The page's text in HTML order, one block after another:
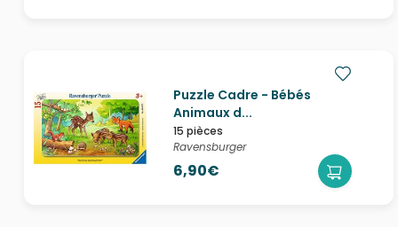
Puzzle Cadre - Bébés
Animaux d...
15 pièces
Ravensburger
6,90€